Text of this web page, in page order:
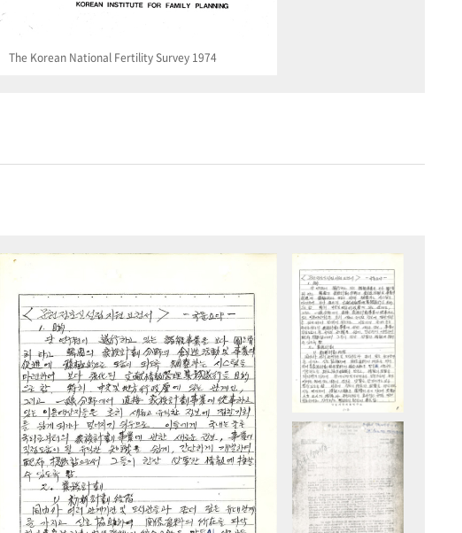
The Korean National Fertility Survey 1974